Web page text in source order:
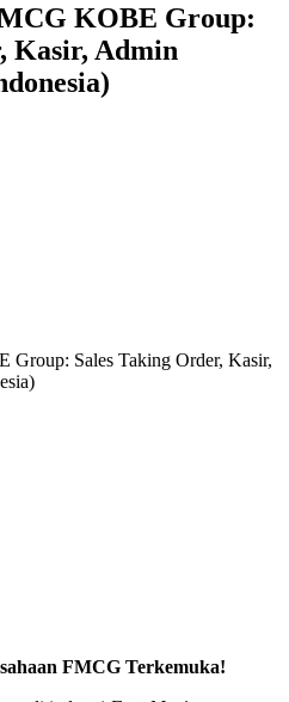
KOBE Group:
Kasir, Admin
Sales Taking Order, Kasir,
FMCG Terkemuka!